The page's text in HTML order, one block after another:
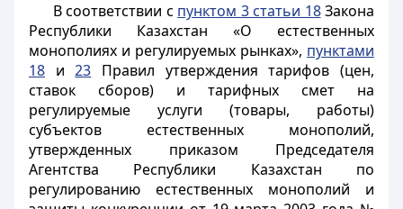
В соответствии с пунктом 3 статьи 18Закона
Республики Казахстан «О естественных
монополиях и регулируемых рынках», пунктами
18 и23 Правил утверждения тарифов (цен,
ставок сборов) и тарифных смет на
регулируемые услуги (товары, работы)
субъектов естественных монополий,
утвержденных приказом Председателя
Агентства Республики Казахстан по
регулированию естественных монополий и